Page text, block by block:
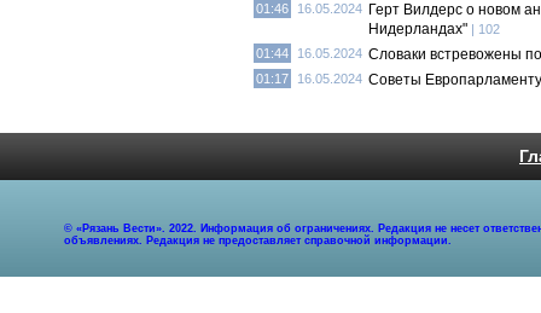
01:46 16.05.2024 Герт Вилдерс о новом
Нидерландах" | 102
01:44
16.05.2024 Словаки встревожены
01:17 16.05.2024 Советы
© «Рязань Вести». 2022. Информация об ограничениях. Редакция не несет
объявлениях. Редакция не предоставляет справочной информации.